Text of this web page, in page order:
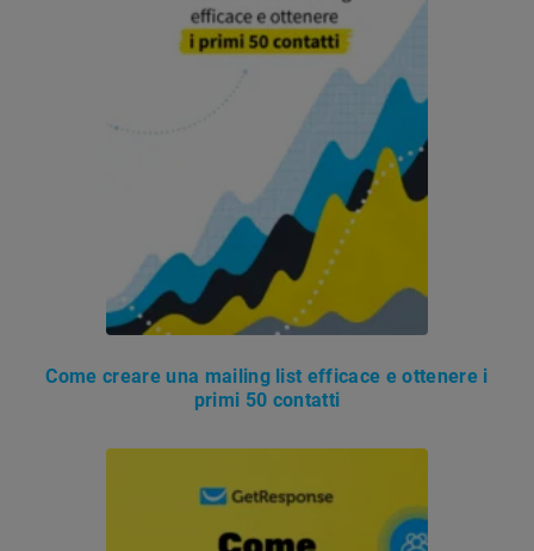
Come creare una mailing list efficace e ottenere i
primi 50 contatti